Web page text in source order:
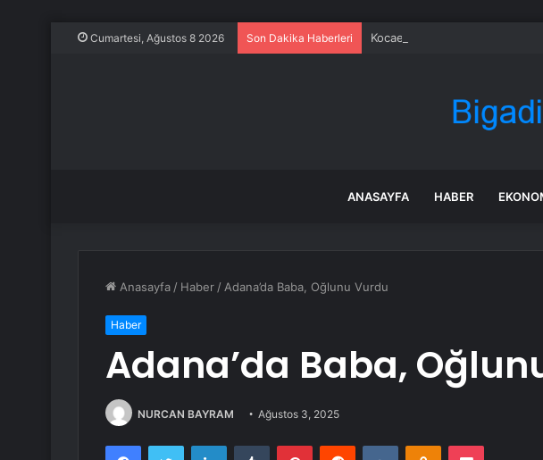
Cumartesi, Ağustos 8 2026 Son Dakika Haberleri Kocaeli’de Dilovası Kent
ANASAYFA HABER
Anasayfa / Haber / Adana’da Baba, Oğlunu Vurdu
Haber
Adana’da Baba,
NURCAN BAYRAM Ağustos 3, 2025
FacebookTwitter LinkedInTumblr PinterestReddit VKontakteOdnoklassniki
Pocket